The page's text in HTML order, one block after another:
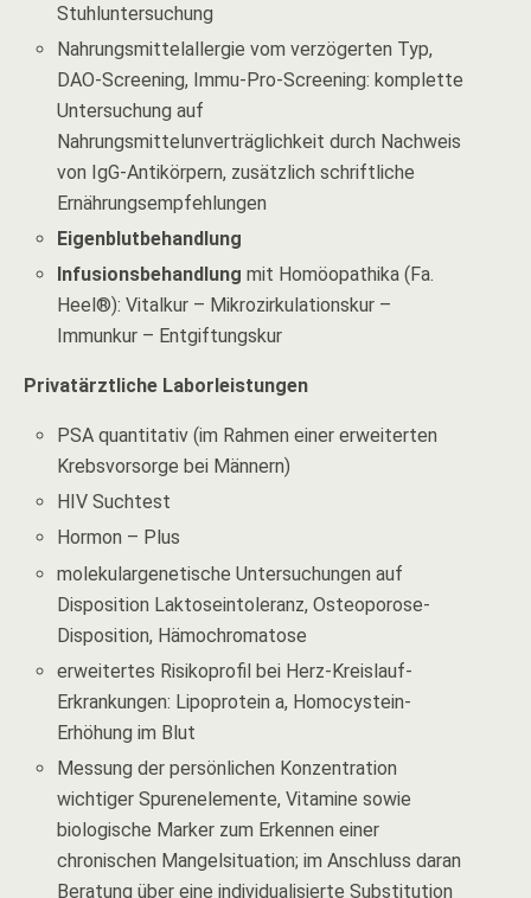
Stuhluntersuchung
Nahrungsmittelallergie vom verzögerten Typ,
DAO-Screening, Immu-Pro-Screening: komplette
Untersuchung auf
Nahrungsmittelunverträglichkeit durch Nachweis
von IgG-Antikörpern, zusätzlich schriftliche
Ernährungsempfehlungen
Eigenblutbehandlung
Infusionsbehandlung mit Homöopathika (Fa.
Heel®): Vitalkur – Mikrozirkulationskur –
Immunkur – Entgiftungskur
Privatärztliche Laborleistungen
PSA quantitativ (im Rahmen einer erweiterten
Krebsvorsorge bei Männern)
HIV Suchtest
Hormon – Plus
molekulargenetische Untersuchungen auf
Disposition Laktoseintoleranz, Osteoporose-
Disposition, Hämochromatose
erweitertes Risikoprofil bei Herz-Kreislauf-
Erkrankungen: Lipoprotein a, Homocystein-
Erhöhung im Blut
Messung der persönlichen Konzentration
wichtiger Spurenelemente, Vitamine sowie
biologische Marker zum Erkennen einer
chronischen Mangelsituation; im Anschluss daran
Beratung über eine individualisierte Substitution